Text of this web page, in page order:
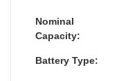
Nominal
Capacity:
Battery Type: